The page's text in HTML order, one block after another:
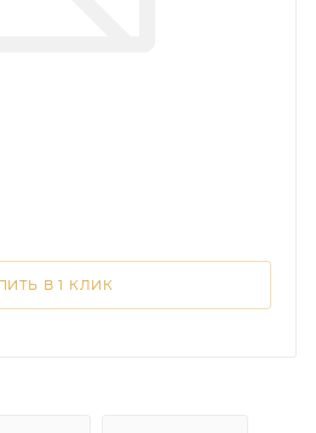
В 1 КЛИК